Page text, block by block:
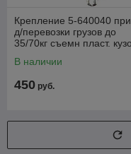
Крепление 5-640040
д/перевозки грузов до
35/70кг съемн пласт.
В наличии
450 руб.